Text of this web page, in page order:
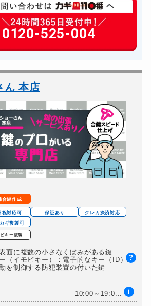
0120-525-004
ん 本店
合鍵作成
祝対応可 保証あり
クレカ決済対応
ギ複製可
キー複製
面に複数の小さなくぼみがある鍵
（イモビキー）：電子的なキー（ID）の
を制御する防犯装置の付いた鍵
10:00～19:0... i
?